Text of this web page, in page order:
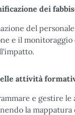
dei
del
e il
attività
e gestire
la